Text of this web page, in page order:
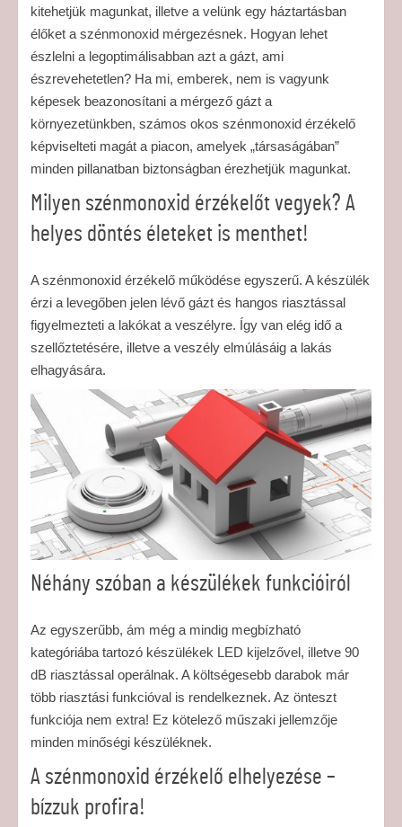
kitehetjük magunkat, illetve a velünk egy háztartásban
élőket a szénmonoxid mérgezésnek. Hogyan lehet
észlelni a legoptimálisabban azt a gázt, ami
észrevehetetlen? Ha mi, emberek, nem is vagyunk
képesek beazonosítani a mérgező gázt a
környezetünkben, számos okos szénmonoxid érzékelő
képviselteti magát a piacon, amelyek „társaságában”
minden pillanatban biztonságban érezhetjük magunkat.
Milyen szénmonoxid érzékelőt vegyek? A
helyes döntés életeket is menthet!
A szénmonoxid érzékelő működése egyszerű. A készülék
érzi a levegőben jelen lévő gázt és hangos riasztással
figyelmezteti a lakókat a veszélyre. Így van elég idő a
szellőztetésére, illetve a veszély elmúlásáig a lakás
elhagyására.
Néhány szóban a készülékek funkcióiról
Az egyszerűbb, ám még a mindig megbízható
kategóriába tartozó készülékek LED kijelzővel, illetve 90
dB riasztással operálnak. A költségesebb darabok már
több riasztási funkcióval is rendelkeznek. Az önteszt
funkciója nem extra! Ez kötelező műszaki jellemzője
minden minőségi készüléknek.
A szénmonoxid érzékelő elhelyezése –
bízzuk profira!